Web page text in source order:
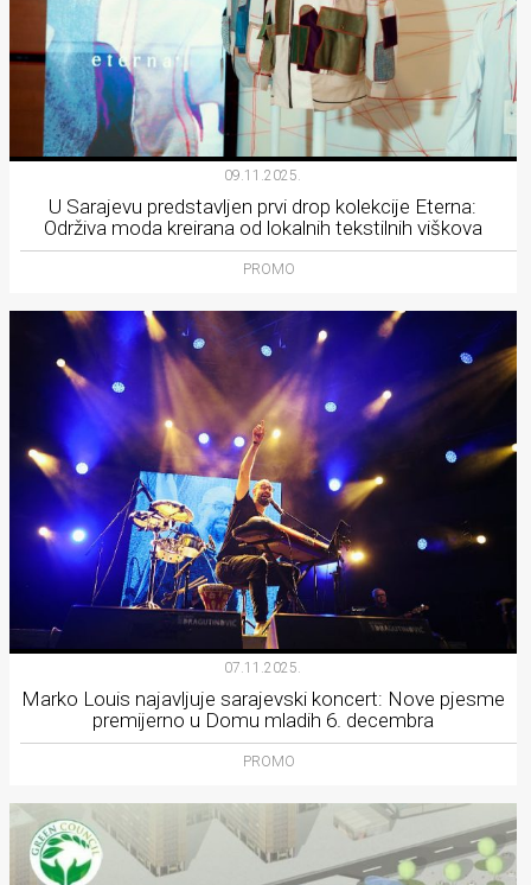
09.11.2025.
U Sarajevu predstavljen prvi drop kolekcije Eterna:
Održiva moda kreirana od lokalnih tekstilnih viškova
PROMO
07.11.2025.
Marko Louis najavljuje sarajevski koncert: Nove pjesme
premijerno u Domu mladih 6. decembra
PROMO